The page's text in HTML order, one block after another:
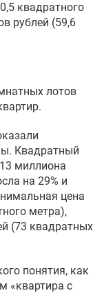
квадратного
рублей (59,6
лотов
Квадратный
миллиона
на 29% и
цена
метра),
(73 квадратных
понятия, как
«квартира с